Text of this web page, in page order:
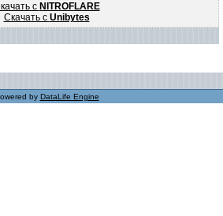
с NITROFLARE
Скачать с Unibytes
by DataLife Engine